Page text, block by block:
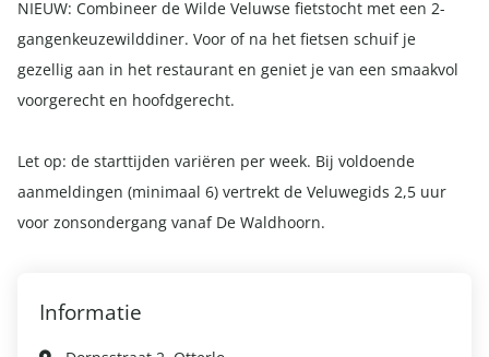
NIEUW: Combineer de Wilde Veluwse fietstocht met een 2-
gangenkeuzewilddiner. Voor of na het fietsen schuif je
gezellig aan in het restaurant en geniet je van een smaakvol
voorgerecht en hoofdgerecht.
Let op: de starttijden variëren per week. Bij voldoende
aanmeldingen (minimaal 6) vertrekt de Veluwegids 2,5 uur
voor zonsondergang vanaf De Waldhoorn.
Informatie